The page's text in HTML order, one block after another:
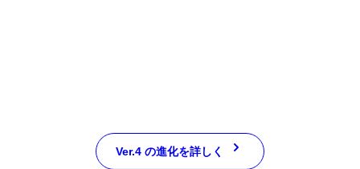
Ver.4 の進化を詳しく